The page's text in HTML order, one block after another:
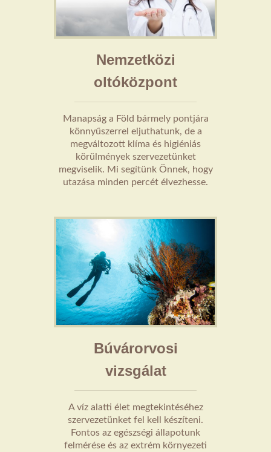
Nemzetközi
oltóközpont
Manapság a Föld bármely pontjára
könnyűszerrel eljuthatunk, de a
megváltozott klíma és higiéniás
körülmények szervezetünket
megviselik. Mi segítünk Önnek, hogy
utazása minden percét élvezhesse.
Búvárorvosi
vizsgálat
A víz alatti élet megtekintéséhez
szervezetünket fel kell készíteni.
Fontos az egészségi állapotunk
felmérése és az extrém környezeti